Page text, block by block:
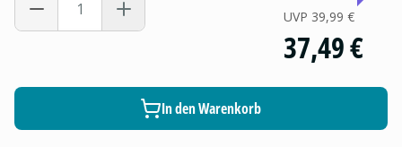
UVP 39,99 €
37,49 €
In den Warenkorb